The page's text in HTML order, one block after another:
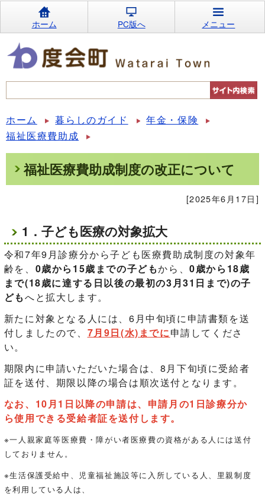
ホーム PC版へ メニュー
ホーム 暮らしのガイド
年金・保険
福祉医療費助成
福祉医療費助成制度の改正について
[2025年6月17日]
1．子ども医療の対象拡大
令和7年9月診療分から子ども医療費助成制度の対象年
齢を、 0歳から15歳までの子どもから、0歳から18歳
まで(18歳に達する日以後の最初の3月31日まで)の子
どもへと拡大します。
新たに対象となる人には、6月中旬頃に申請書類を送
付しましたので、 7月9日(水)までに申請してくださ
い。
期限内に申請いただいた場合は、8月下旬頃に受給者
証を送付、期限以降の場合は順次送付となります。
なお、10月1日以降の申請は、申請月の1日診療分か
ら使用できる受給者証を送付します。
※一人親家庭等医療費・障がい者医療費の資格がある人には送付
しておりません。
※生活保護受給中、児童福祉施設等に入所している人、里親制度
を利用している人は、